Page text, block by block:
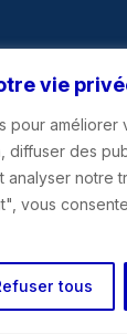
vie
pour améliorer
diffuser des
notre
vous
tous